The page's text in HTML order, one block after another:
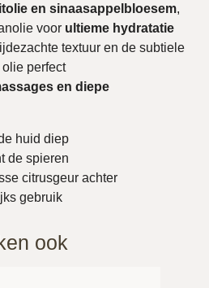
en sinaasappelbloesem,
voor ultieme hydratatie
textuur en de subtiele
perfect
en diepe
huid diep
de spieren
citrusgeur achter
gebruik
ook